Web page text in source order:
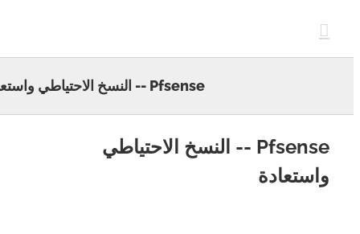
Pfsense -- النسخ الاحتياطي واستعادة
Pfsense -- النسخ الاحتياطي